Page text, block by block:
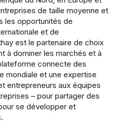
de taille moyenne et
les opportunités de
et de
est le partenaire de choix
à dominer les marchés et à
connecte des
mondiale et une expertise
entrepreneurs aux équipes
– pour partager des
se développer et